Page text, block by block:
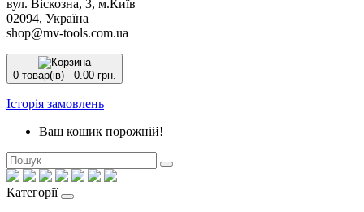
вул. Віскозна, 3, м.Київ
02094, Україна
shop@mv-tools.com.ua
0 товар(ів) - 0.00 грн.
Історія замовлень
Ваш кошик порожній!
Категорії